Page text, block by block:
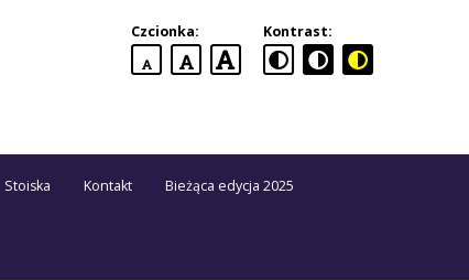
Czcionka:
domyślnawiększanajwiększa
Kontrast:
Stoiska Kontakt Bieżąca edycja 2025